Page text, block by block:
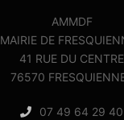
AMMDF
MAIRIE DE
41 RUE DU CENTRE
76570
07 49 64 29 40